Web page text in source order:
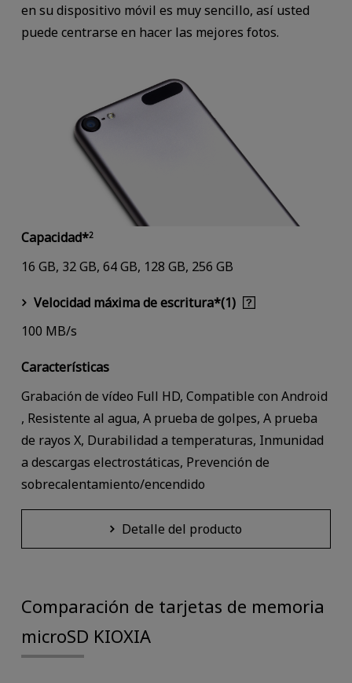
en su dispositivo móvil es muy sencillo, así usted
puede centrarse en hacer las mejores fotos.
Capacidad*2
16 GB, 32 GB, 64 GB, 128 GB, 256 GB
Velocidad máxima de escritura*(1)
100 MB/s
Características
Grabación de vídeo Full HD, Compatible con Android
, Resistente al agua, A prueba de golpes, A prueba
de rayos X, Durabilidad a temperaturas, Inmunidad
a descargas electrostáticas, Prevención de
sobrecalentamiento/encendido
Detalle del producto
Comparación de tarjetas de memoria
microSD KIOXIA